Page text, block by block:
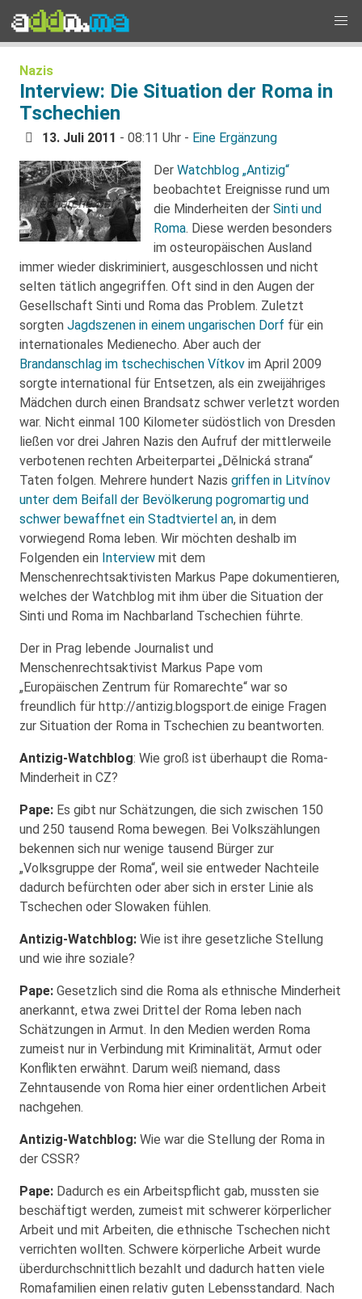
Nazis
Interview: Die Situation der Roma in
Tschechien
13. Juli 2011 - 08:11 Uhr - Eine Ergänzung
Der Watchblog „Antizig“
beobachtet Ereignisse rund um
die Minderheiten der Sinti und
Roma. Diese werden besonders
im osteuropäischen Ausland
immer wieder diskriminiert, ausgeschlossen und nicht
selten tätlich angegriffen. Oft sind in den Augen der
Gesellschaft Sinti und Roma das Problem. Zuletzt
sorgten Jagdszenen in einem ungarischen Dorf für ein
internationales Medienecho. Aber auch der
Brandanschlag im tschechischen Vítkov im April 2009
sorgte international für Entsetzen, als ein zweijähriges
Mädchen durch einen Brandsatz schwer verletzt worden
war. Nicht einmal 100 Kilometer südöstlich von Dresden
ließen vor drei Jahren Nazis den Aufruf der mittlerweile
verbotenen rechten Arbeiterpartei „Dělnická strana“
Taten folgen. Mehrere hundert Nazis griffen in Litvínov
unter dem Beifall der Bevölkerung pogromartig und
schwer bewaffnet ein Stadtviertel an, in dem
vorwiegend Roma leben. Wir möchten deshalb im
Folgenden ein Interview mit dem
Menschenrechtsaktivisten Markus Pape dokumentieren,
welches der Watchblog mit ihm über die Situation der
Sinti und Roma im Nachbarland Tschechien führte.
Der in Prag lebende Journalist und
Menschenrechtsaktivist Markus Pape vom
„Europäischen Zentrum für Romarechte“ war so
freundlich für http://antizig.blogsport.de einige Fragen
zur Situation der Roma in Tschechien zu beantworten.
Antizig-Watchblog: Wie groß ist überhaupt die Roma-
Minderheit in CZ?
Pape: Es gibt nur Schätzungen, die sich zwischen 150
und 250 tausend Roma bewegen. Bei Volkszählungen
bekennen sich nur wenige tausend Bürger zur
„Volksgruppe der Roma“, weil sie entweder Nachteile
dadurch befürchten oder aber sich in erster Linie als
Tschechen oder Slowaken fühlen.
Antizig-Watchblog: Wie ist ihre gesetzliche Stellung
und wie ihre soziale?
Pape: Gesetzlich sind die Roma als ethnische Minderheit
anerkannt, etwa zwei Drittel der Roma leben nach
Schätzungen in Armut. In den Medien werden Roma
zumeist nur in Verbindung mit Kriminalität, Armut oder
Konflikten erwähnt. Darum weiß niemand, dass
Zehntausende von Roma hier einer ordentlichen Arbeit
nachgehen.
Antizig-Watchblog: Wie war die Stellung der Roma in
der CSSR?
Pape: Dadurch es ein Arbeitspflicht gab, mussten sie
beschäftigt werden, zumeist mit schwerer körperlicher
Arbeit und mit Arbeiten, die ethnische Tschechen nicht
verrichten wollten. Schwere körperliche Arbeit wurde
überdurchschnittlich bezahlt und dadurch hatten viele
Romafamilien einen relativ guten Lebensstandard. Nach